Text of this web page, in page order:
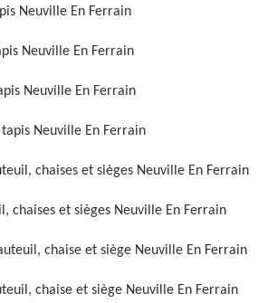
chaise et siège 59
Nettoyage de fauteuil,
Neuville En Ferrain
Neuville En Ferrain
Neuville En Ferrain
Neuville En Ferrain
chaises et sièges Neuville En Ferrain
chaises et sièges Neuville En Ferrain
chaise et siège Neuville En Ferrain
chaise et siège Neuville En Ferrain